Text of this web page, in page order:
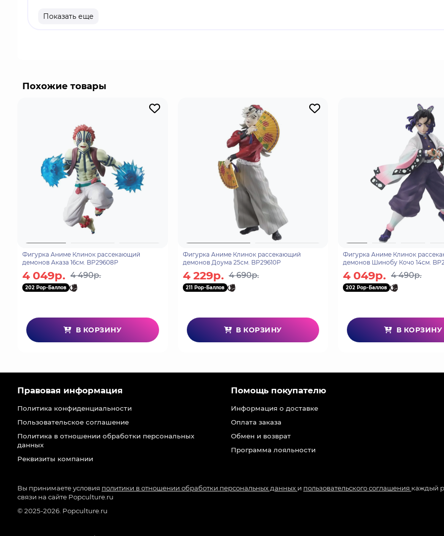
Бренд: Good Smile Company.
Показать еще
Похожие товары
Фигурка Аниме Клинок рассекающий
демонов Аказа 16см. BP29608P
4 049р. 4 490р.
202 Pop-Баллов
В КОРЗИНУ
Фигурка Аниме Клинок рассекающий
демонов Доума 25см. BP29610P
4 229р. 4 690р.
211 Pop-Баллов
В КОРЗИНУ
Фигурка Аниме Клинок
демонов Шинобу Кочо 14см.
4 049р. 4 490р.
202 Pop-Баллов
В КОРЗИНУ
Правовая информация
Политика конфиденциальности
Пользовательское соглашение
Политика в отношении обработки персональных
данных
Реквизиты компании
Помощь покупателю
Информация о доставке
Оплата заказа
Обмен и возврат
Программа лояльности
Вы принимаете условия политики в отношении обработки персональных данных и пользовательского соглашения каждый
связи на сайте Popculture.ru
© 2025-2026. Popculture.ru